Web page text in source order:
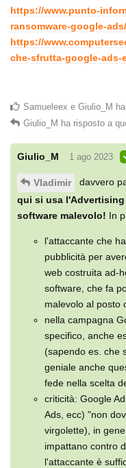
https://www.punto-
ransomware-google-ads/
https://
che-sfrutta-google-
Samueleex e Giulio_M
Giulio_M ha risposto a
Giulio_M 1 ago 2023
Vladimir
davvero
qui si usa
software malevolo! In
l'attaccante che
pubblicità per
web costruita ad-
software, che fa
malevolo al posto
nella campagna
specifico, anche
(sapendo es. che
geniale anche
fede nella scelta
criticità: Google
Ads, ecc) "non
virgolette), in
impattano contro
l'attaccante è